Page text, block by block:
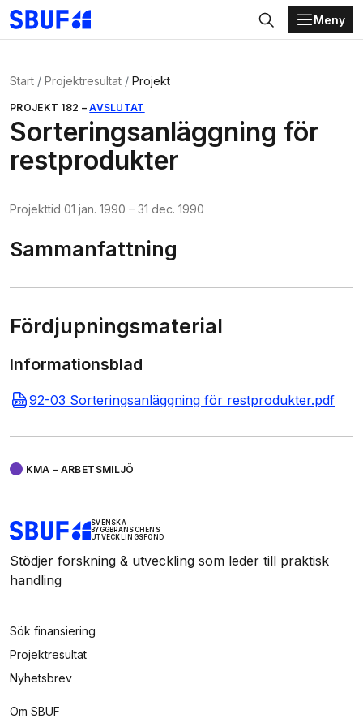
Gå direkt till huvudinnehållet
Sök
Meny
Start Projektresultat Projekt
PROJEKT 182 – AVSLUTAT
Sorteringsanläggning för
restprodukter
Projekttid 01 jan. 1990 – 31 dec. 1990
Sammanfattning
Fördjupningsmaterial
Informationsblad
92-03 Sorteringsanläggning för restprodukter.pdf
KMA – ARBETSMILJÖ
SVENSKA
BYGGBRANSCHENS
UTVECKLINGSFOND
Stödjer forskning & utveckling som leder till praktisk
handling
Sök finansiering
Projektresultat
Nyhetsbrev
Om SBUF